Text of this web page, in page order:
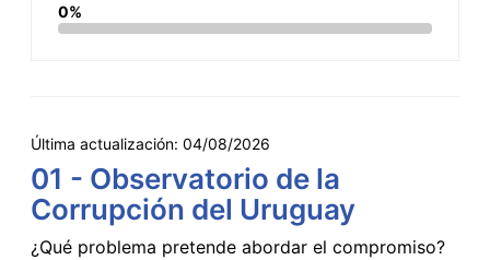
0%
Última actualización: 04/08/2026
01 - Observatorio de la
Corrupción del Uruguay
¿Qué problema pretende abordar el compromiso?